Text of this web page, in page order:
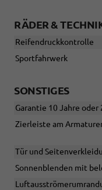
RÄDER &
Reifendruckkontrolle
Sportfahrwerk
SONSTIGES
Garantie 10 Jahre oder
Zierleiste am
Tür und
Sonnenblenden mit